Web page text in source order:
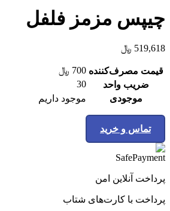
چیپس مزمز فلفل
519,618 ﷼
قیمت مصرف‌کننده 700 ﷼
ضریب واحد
30
موجودی
موجود داریم
تماس و خرید
پرداخت آنلاین امن
پرداخت با کارت‌های شتاب